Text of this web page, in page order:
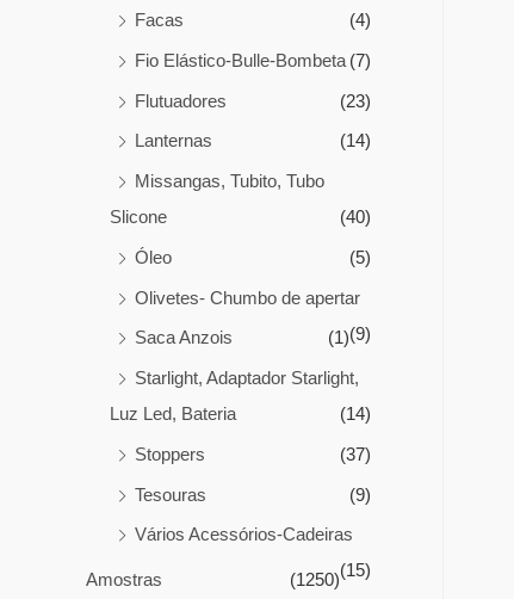
Facas
(4)
Fio Elástico-Bulle-Bombeta (7)
Flutuadores
(23)
Lanternas
(14)
Missangas, Tubito, Tubo
Slicone
(40)
Óleo
(5)
Olivetes- Chumbo de apertar
(9)
Saca Anzois
(1)
Starlight, Adaptador Starlight,
Luz Led, Bateria
(14)
Stoppers
(37)
Tesouras
(9)
Vários Acessórios-Cadeiras
(15)
Amostras
(1250)